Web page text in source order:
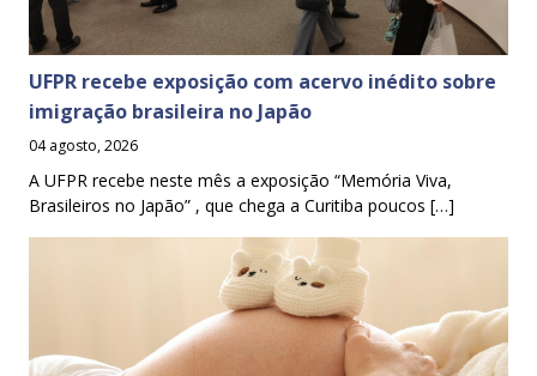
UFPR recebe exposição com acervo inédito sobre
imigração brasileira no Japão
04 agosto, 2026
A UFPR recebe neste mês a exposição “Memória Viva,
Brasileiros no Japão” , que chega a Curitiba poucos […]